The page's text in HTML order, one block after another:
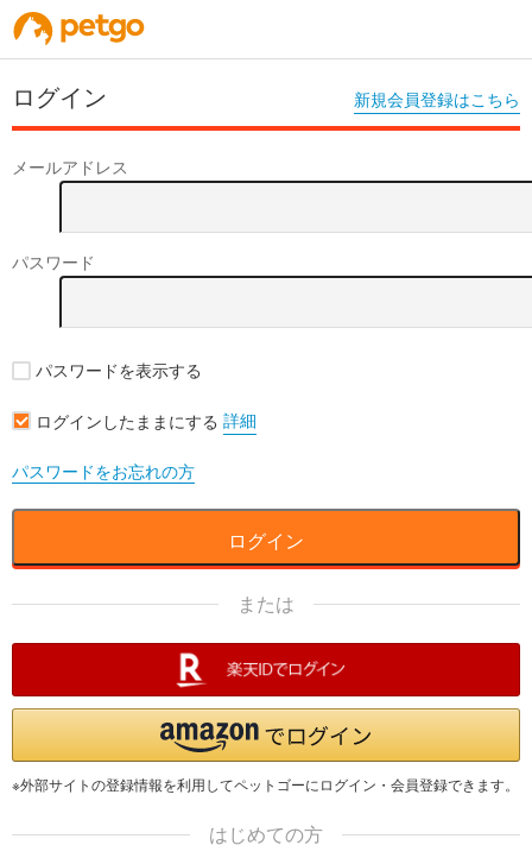
ログイン 新規会員登録はこちら
メールアドレス
パスワード
パスワードを表示する
ログインしたままにする 詳細
パスワードをお忘れの方
ログイン
または
※外部サイトの登録情報を利用してペットゴーにログイン・会員登録できます。
はじめての方